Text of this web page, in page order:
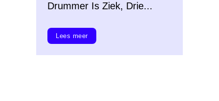
Drummer Is Ziek, Drie...
Lees meer